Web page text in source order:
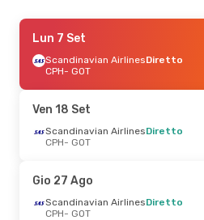
Mar 15 Set
Lufthansa1 Scalo
CPH- GOT
GOT- CPH
Sab 3 Ott- Mer 7 Ott
CPH- GOT
Scandinavian Airlines
Diretto
GOT
- CPH
Lun 7 Set
Scandinavian AirlinesDiretto
CPH- GOT
Ven 18 Set
Scandinavian AirlinesDiretto
CPH- GOT
Gio 27 Ago
Scandinavian AirlinesDiretto
CPH- GOT